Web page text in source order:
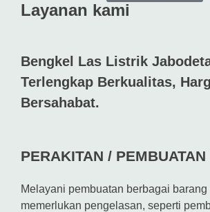
Layanan kami
Bengkel Las Listrik
Terlengkap Berkualitas,
Bersahabat.
PERAKITAN / PEMBUATAN
Melayani pembuatan berbagai barang
memerlukan pengelasan, seperti